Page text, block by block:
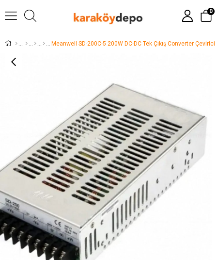
0
Meanwell SD-200C-5 200W DC-DC Tek Çıkış Converter Çevirici